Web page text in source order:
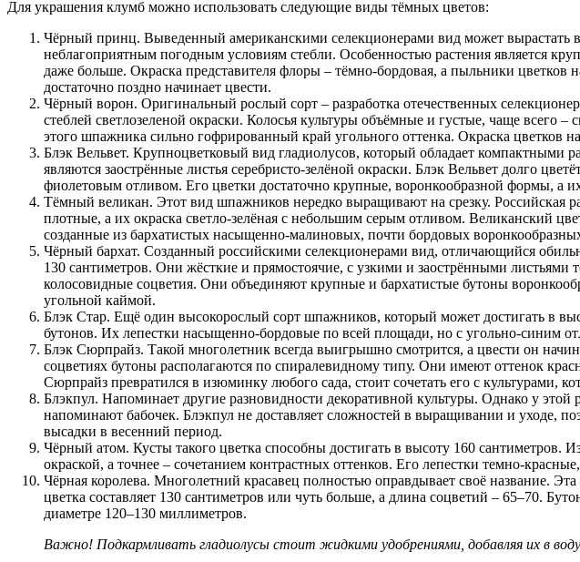
Для украшения клумб можно использовать следующие виды тёмных цветов:
Чёрный принц. Выведенный американскими селекционерами вид может вырастать
неблагоприятным погодным условиям стебли. Особенностью растения является
даже больше. Окраска представителя флоры – тёмно-бордовая, а пыльники
достаточно поздно начинает цвести.
Чёрный ворон. Оригинальный рослый сорт – разработка отечественных
стеблей светлозеленой окраски. Колосья культуры объёмные и густые, чаще
этого шпажника сильно гофрированный край угольного оттенка. Окраска цветков
Блэк Вельвет. Крупноцветковый вид гладиолусов, который обладает компактными
являются заострённые листья серебристо-зелёной окраски. Блэк Вельвет долго
фиолетовым отливом. Его цветки достаточно крупные, воронкообразной формы, а
Тёмный великан. Этот вид шпажников нередко выращивают на срезку. Российская
плотные, а их окраска светло-зелёная с небольшим серым отливом. Великанский
созданные из бархатистых насыщенно-малиновых, почти бордовых
Чёрный бархат. Созданный российскими селекционерами вид, отличающийся
130 сантиметров. Они жёсткие и прямостоячие, с узкими и заострёнными листьями
колосовидные соцветия. Они объединяют крупные и бархатистые бутоны
угольной каймой.
Блэк Стар. Ещё один высокорослый сорт шпажников, который может достигать в
бутонов. Их лепестки насыщенно-бордовые по всей площади, но с угольно-синим
Блэк Сюрпрайз. Такой многолетник всегда выигрышно смотрится, а цвести он
соцветиях бутоны располагаются по спиралевидному типу. Они имеют оттенок
Сюрпрайз превратился в изюминку любого сада, стоит сочетать его с культурами,
Блэкпул. Напоминает другие разновидности декоративной культуры. Однако у
напоминают бабочек. Блэкпул не доставляет сложностей в выращивании и уходе,
высадки в весенний период.
Чёрный атом. Кусты такого цветка способны достигать в высоту 160
окраской, а точнее – сочетанием контрастных оттенков. Его лепестки темно-
Чёрная королева. Многолетний красавец полностью оправдывает своё название.
цветка составляет 130 сантиметров или чуть больше, а длина соцветий – 65–70.
диаметре 120–130 миллиметров.
Важно! Подкармливать гладиолусы стоит жидкими удобрениями, добавляя их в